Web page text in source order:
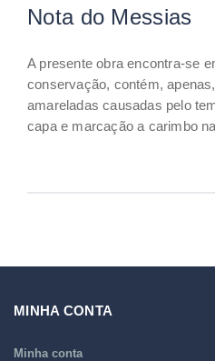
Nota do Messias
A presente obra encontra-se
conservação, contém,
amareladas causadas pelo
capa e marcação a carimbo
MINHA CONTA
Minha conta